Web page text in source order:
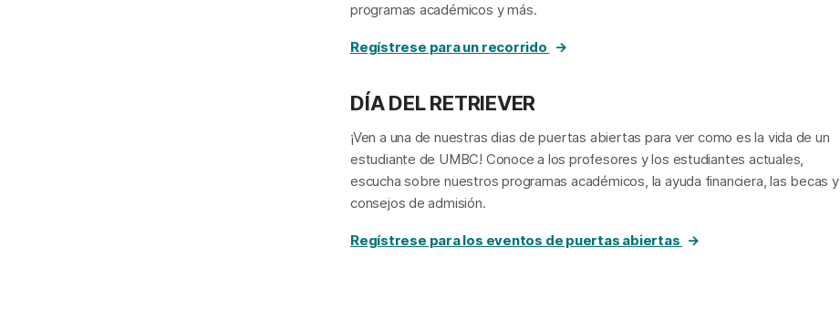
programas académicos y más.
Regístrese para un recorrido
DÍA DEL RETRIEVER
¡Ven a una de nuestras dias de puertas abiertas para ver como es la vida de un
estudiante de UMBC! Conoce a los profesores y los estudiantes actuales,
escucha sobre nuestros programas académicos, la ayuda financiera, las becas y
consejos de admisión.
Regístrese para los eventos de puertas abiertas